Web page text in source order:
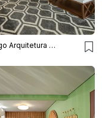
Trigo Arquitetura - Silvia Silot e Mariane Vanzei